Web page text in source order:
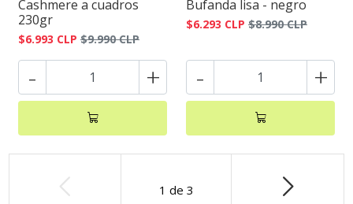
Cashmere a cuadros
230gr
$6.993 CLP $9.990 CLP
- +
Bufanda lisa - negro
$6.293 CLP $8.990 CLP
- +
1 de 3